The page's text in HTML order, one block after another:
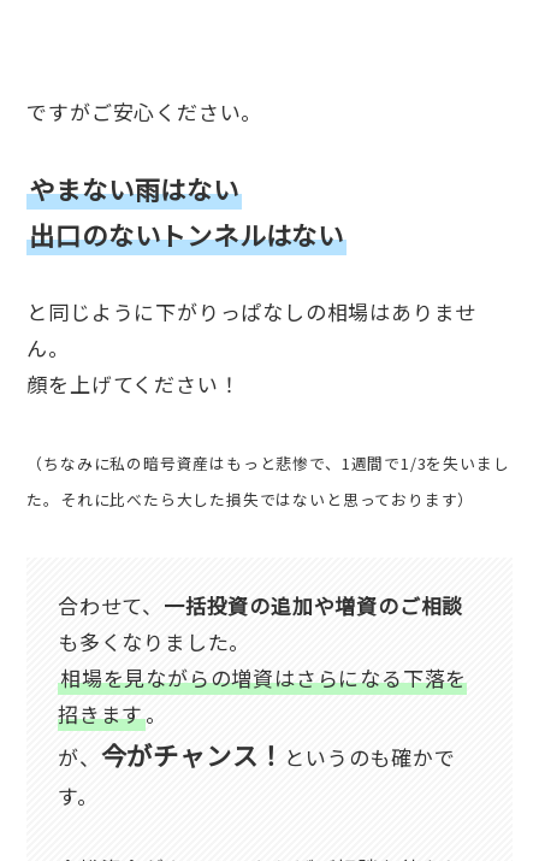
ですがご安心ください。
やまない雨はない
出口のないトンネルはない
と同じように下がりっぱなしの相場はありませ
ん。
顔を上げてください！
（ちなみに私の暗号資産はもっと悲惨で、1週間で1/3を失いまし
た。それに比べたら大した損失ではないと思っております）
合わせて、 一括投資の追加や増資のご相談
も多くなりました。
相場を見ながらの増資はさらになる下落を
招きます。
が、 今がチャンス！ というのも確かで
す。